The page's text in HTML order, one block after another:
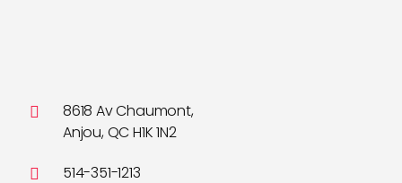
8618 Av Chaumont,
Anjou, QC H1K 1N2
514-351-1213